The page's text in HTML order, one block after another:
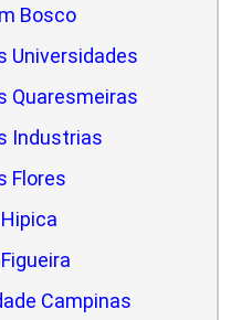
Bosco
Universidades
Quaresmeiras
Industrias
Flores
Campinas